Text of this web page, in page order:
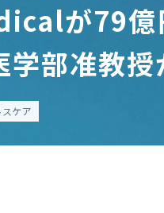
が79億
学部准教
ケア